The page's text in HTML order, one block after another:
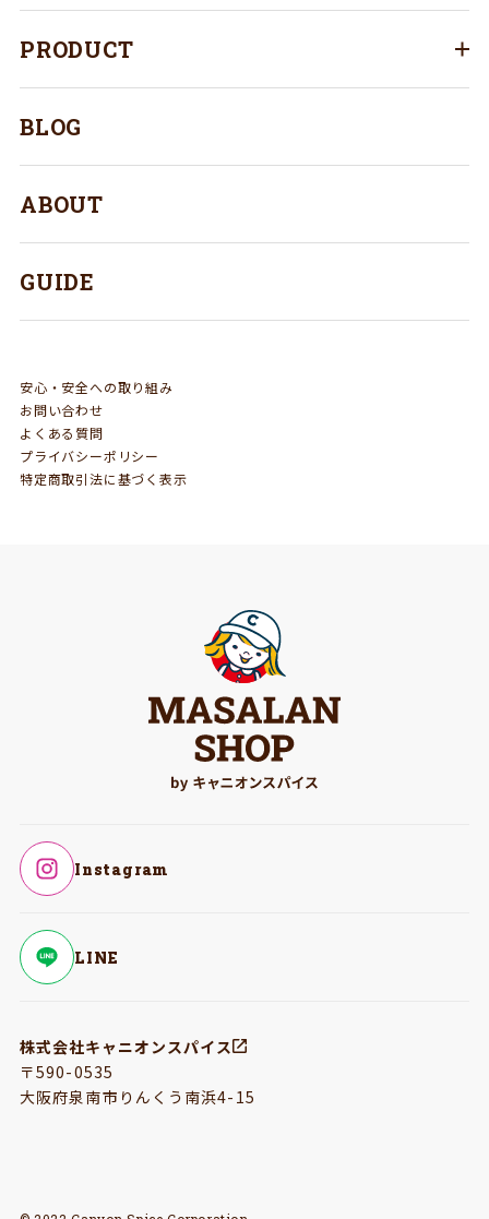
PRODUCT
BLOG
ABOUT
GUIDE
安心・安全への取り組み
お問い合わせ
よくある質問
プライバシーポリシー
特定商取引法に基づく表示
Instagram
LINE
株式会社キャニオンスパイス
〒590-0535
大阪府泉南市りんくう南浜4-15